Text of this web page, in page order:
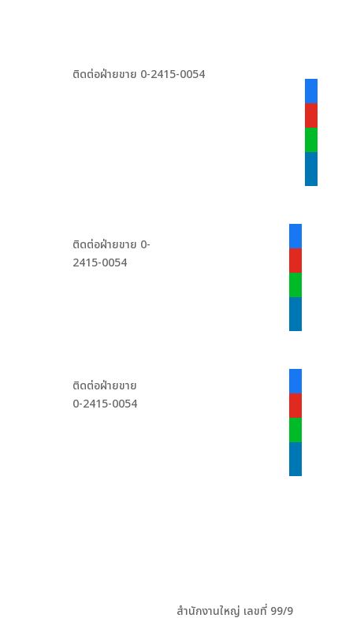
ติดต่อฝ่ายขาย 0-2415-0054
ติดต่อฝ่ายขาย 0-
2415-0054
ติดต่อฝ่ายขาย
0-2415-0054
สำนักงานใหญ่ เลขที่ 99/9